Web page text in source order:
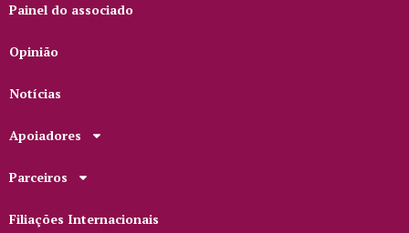
Painel do associado
Opinião
Notícias
Apoiadores
Parceiros
Filiações Internacionais